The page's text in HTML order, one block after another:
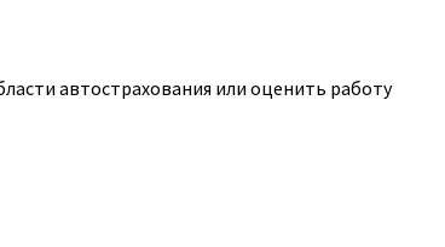
автострахования или оценить работу